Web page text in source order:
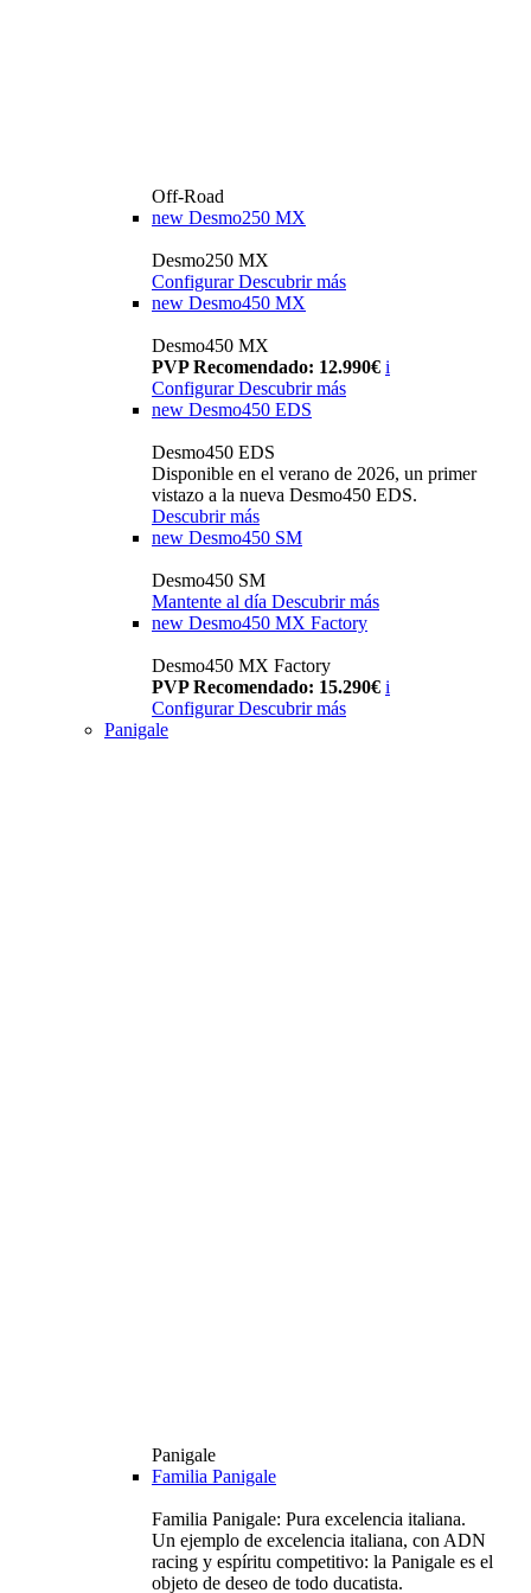
Off-Road
new Desmo250 MX
Desmo250 MX
Configurar Descubrir más
new Desmo450 MX
Desmo450 MX
PVP Recomendado: 12.990€ i
Configurar Descubrir más
new Desmo450 EDS
Desmo450 EDS
Disponible en el verano de 2026, un primer
vistazo a la nueva Desmo450 EDS.
Descubrir más
new Desmo450 SM
Desmo450 SM
Mantente al día Descubrir más
new Desmo450 MX Factory
Desmo450 MX Factory
PVP Recomendado: 15.290€ i
Configurar Descubrir más
Panigale
Panigale
Familia Panigale
Familia Panigale: Pura excelencia italiana.
Un ejemplo de excelencia italiana, con ADN
racing y espíritu competitivo: la Panigale es el
objeto de deseo de todo ducatista.